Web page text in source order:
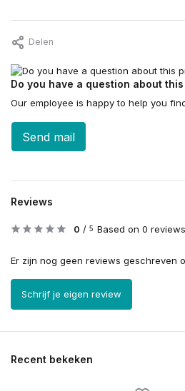
Delen
Do you have a question about
Our employee is happy to help you
Send mail
Reviews
0 / 5 Based on 0 reviews
Er zijn nog geen reviews geschreven
Schrijf je eigen review
Recent bekeken